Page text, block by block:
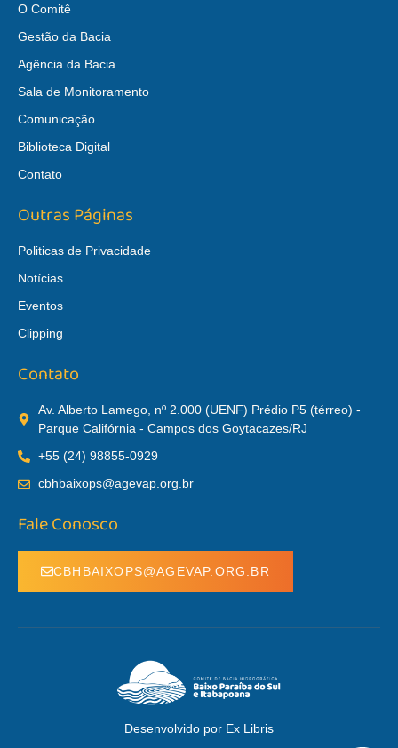
O Comitê
Gestão da Bacia
Agência da Bacia
Sala de Monitoramento
Comunicação
Biblioteca Digital
Contato
Outras Páginas
Politicas de Privacidade
Notícias
Eventos
Clipping
Contato
Av. Alberto Lamego, nº 2.000 (UENF) Prédio P5 (térreo) -
Parque Califórnia - Campos dos Goytacazes/RJ
+55 (24) 98855-0929
cbhbaixops@agevap.org.br
Fale Conosco
CBHBAIXOPS@AGEVAP.ORG.BR
Desenvolvido por Ex Libris